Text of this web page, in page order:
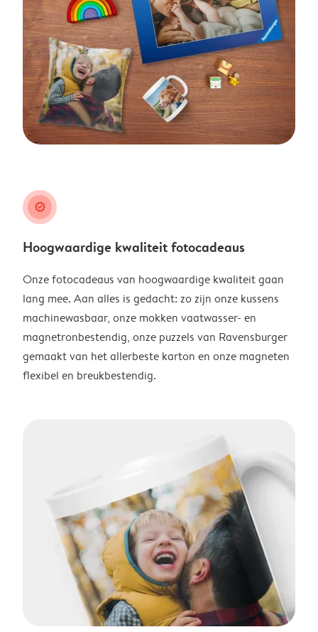
guarantee
Hoogwaardige kwaliteit fotocadeaus
Onze fotocadeaus van hoogwaardige kwaliteit gaan
lang mee. Aan alles is gedacht: zo zijn onze kussens
machinewasbaar, onze mokken vaatwasser- en
magnetronbestendig, onze puzzels van Ravensburger
gemaakt van het allerbeste karton en onze magneten
flexibel en breukbestendig.